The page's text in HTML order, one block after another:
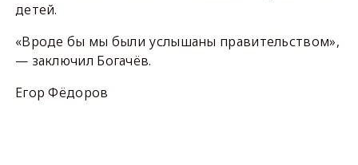
детей.
«Вроде бы мы были услышаны правительством»,
— заключил Богачёв.
Егор Фёдоров